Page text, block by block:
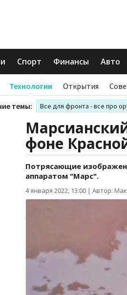
Спорт Финансы Авто
Технологии Открытия
темы: Все для фронта - все про
фоне
Потрясающие
аппаратом "Марс".
4 января 2022, 13:00 | Автор: